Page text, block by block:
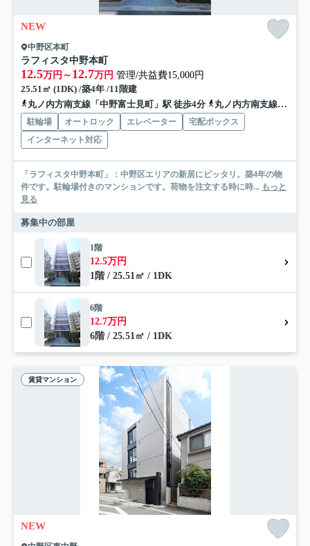
NEW
中野区本町
ラフィスタ中野本町
12.5万円～ 12.7万円 管理/共益費15,000円
25.51㎡ (1DK) /築4年 /11階建
丸ノ内方南支線「中野富士見町」駅 徒歩4分
丸ノ内方南支線「中野新橋」駅 徒歩8分
駐輪場 オートロック エレベーター
宅配ボックス
インターネット対応
「ラフィスタ中野本町」：中野区エリアの新居にピッタリ。築4年の物
件です。駐輪場付きのマンションです。荷物を注文する時に時... もっと
見る
募集中の部屋
1階
12.5万円
1階 / 25.51㎡ / 1DK
6階
12.7万円
6階 / 25.51㎡ / 1DK
賃貸マンション
NEW